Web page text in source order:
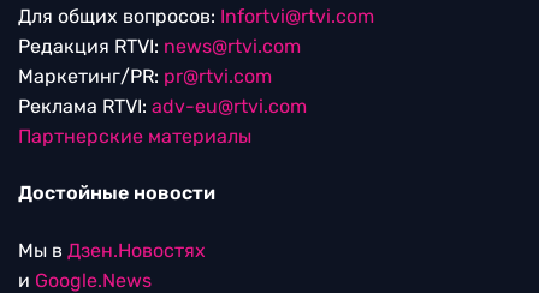
Для общих вопросов: Infortvi@rtvi.com
Редакция RTVI: news@rtvi.com
Маркетинг/PR: pr@rtvi.com
Реклама RTVI: adv-eu@rtvi.com
Партнерские материалы
Достойные новости
Мы в Дзен.Новостях
и Google.News